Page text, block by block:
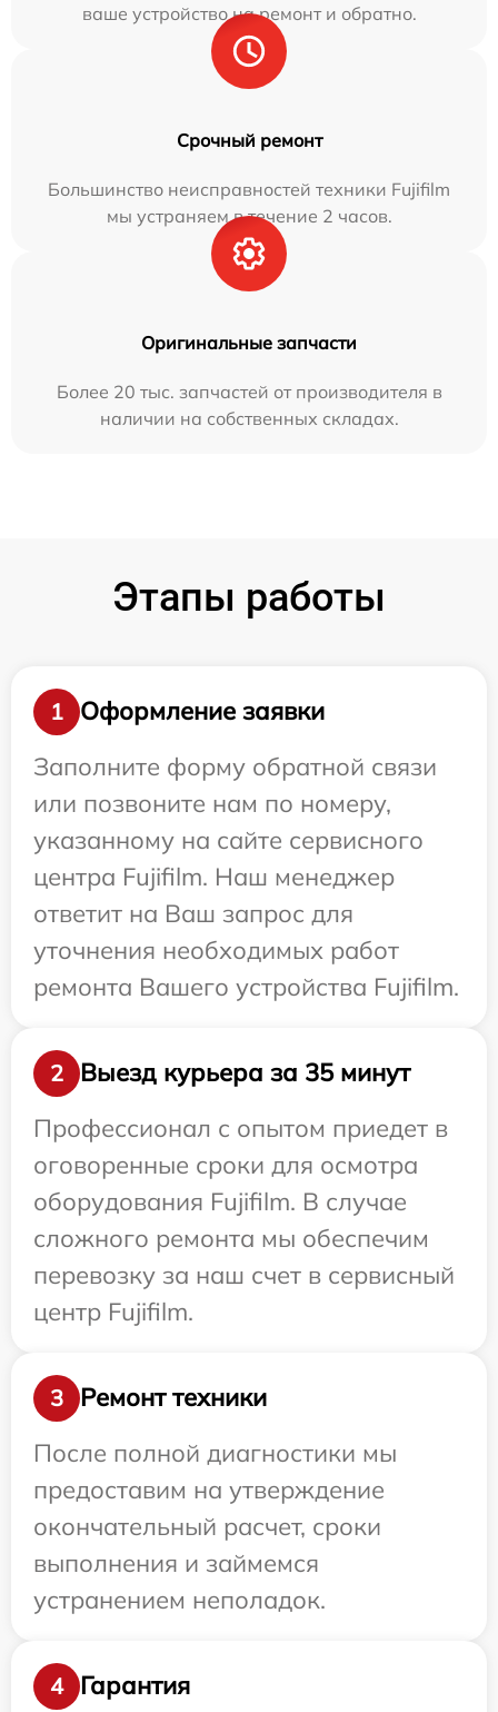
ваше устройство на ремонт и обратно.
Срочный ремонт
Большинство неисправностей техники Fujifilm
мы устраняем в течение 2 часов.
Оригинальные запчасти
Более 20 тыс. запчастей от производителя в
наличии на собственных складах.
Этапы работы
1
Оформление заявки
Заполните форму обратной связи
или позвоните нам по номеру,
указанному на сайте сервисного
центра Fujifilm. Наш менеджер
ответит на Ваш запрос для
уточнения необходимых работ
ремонта Вашего устройства Fujifilm.
2
Выезд курьера за 35 минут
Профессионал с опытом приедет в
оговоренные сроки для осмотра
оборудования Fujifilm. В случае
сложного ремонта мы обеспечим
перевозку за наш счет в сервисный
центр Fujifilm.
3
Ремонт техники
После полной диагностики мы
предоставим на утверждение
окончательный расчет, сроки
выполнения и займемся
устранением неполадок.
4 Гарантия